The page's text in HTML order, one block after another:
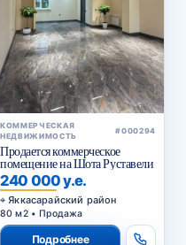
КОММЕРЧЕСКАЯ
НЕДВИЖИМОСТЬ
#000294
Продается коммерческое
помещение на Шота Руставели
240 000 у.е.
Яккасарайский район
80 м2 • Продажа
Подробнее